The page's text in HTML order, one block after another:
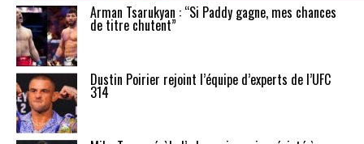
Arman Tsarukyan : “Si Paddy gagne, mes chances
de titre chutent”
Dustin Poirier rejoint l’équipe d’experts de l’UFC
314